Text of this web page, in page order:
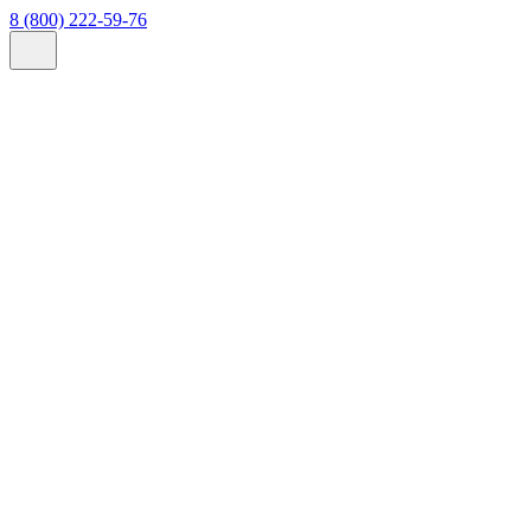
8 (800) 222-59-76